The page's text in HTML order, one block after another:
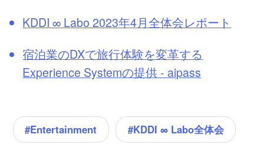
KDDI ∞ Labo 2023年4月全体会レポート
宿泊業のDXで旅行体験を変革する
Experience Systemの提供 - aipass
#Entertainment #KDDI ∞ Labo全体会